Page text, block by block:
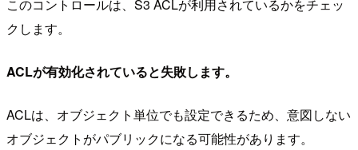
このコントロールは、S3 ACLが利用されているかをチェッ
クします。
ACLが有効化されていると失敗します。
ACLは、オブジェクト単位でも設定できるため、意図しない
オブジェクトがパブリックになる可能性があります。